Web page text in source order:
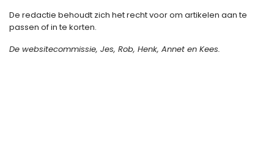
De redactie behoudt zich het recht voor om artikelen aan te
passen of in te korten.
De websitecommissie, Jes, Rob, Henk, Annet en Kees.